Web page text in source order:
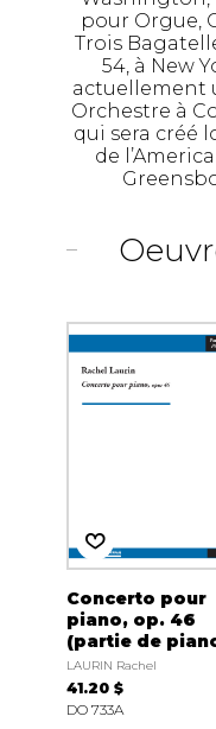
pour Orgue,
Trois
54, à New
actuellement
Orchestre à
qui sera créé
de
Concerto pour
piano, op. 46
(partie de
LAURIN Rachel
41.20 $
DO 733A